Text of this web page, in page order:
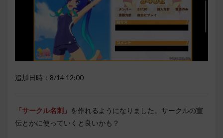
追加日時：8/14 12:00
「サークル名刺」 を作れるようになりました。サークルの宣
伝とかに使っていくと良いかも？